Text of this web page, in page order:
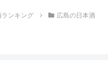
ンキング
広島の日本酒